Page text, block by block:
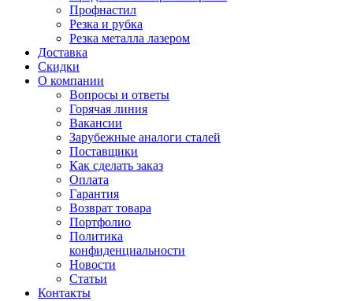
Профнастил
Резка и рубка
Резка металла лазером
Доставка
Скидки
О компании
Вопросы и ответы
Горячая линия
Вакансии
Зарубежные аналоги сталей
Поставщики
Как сделать заказ
Оплата
Гарантия
Возврат товара
Портфолио
Политика
конфиденциальности
Новости
Статьи
Контакты